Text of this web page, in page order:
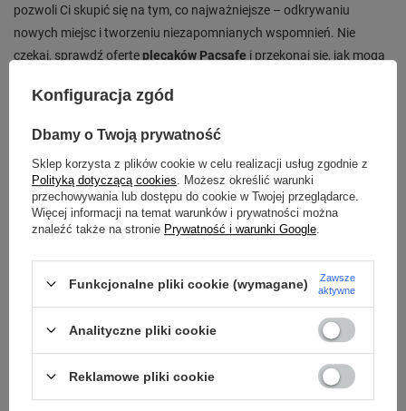
pozwoli Ci skupić się na tym, co najważniejsze – odkrywaniu
nowych miejsc i tworzeniu niezapomnianych wspomnień. Nie
czekaj, sprawdź ofertęplecaków Pacsafe i przekonaj się, jak mogą
Konfiguracja zgód
Dbamy o Twoją prywatność
Sklep korzysta z plików cookie w celu realizacji usług zgodnie z
Polityką dotyczącą cookies . Możesz określić warunki
przechowywania lub dostępu do cookie w Twojej przeglądarce.
Więcej informacji na temat warunków i prywatności można
znaleźć także na stronie Prywatność i warunki Google
Funkcjonalne pliki cookie (wymagane)
Zawsze
aktywne
Analityczne pliki cookie
Reklamowe pliki cookie